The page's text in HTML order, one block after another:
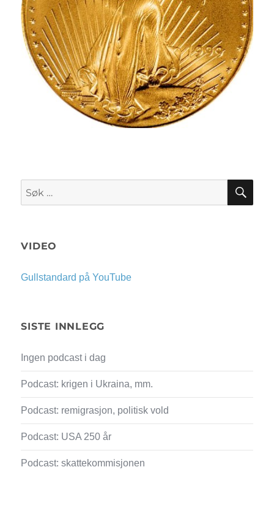
Søk
etter:
SØK
VIDEO
Gullstandard på YouTube
SISTE INNLEGG
Ingen podcast i dag
Podcast: krigen i Ukraina, mm.
Podcast: remigrasjon, politisk vold
Podcast: USA 250 år
Podcast: skattekommisjonen